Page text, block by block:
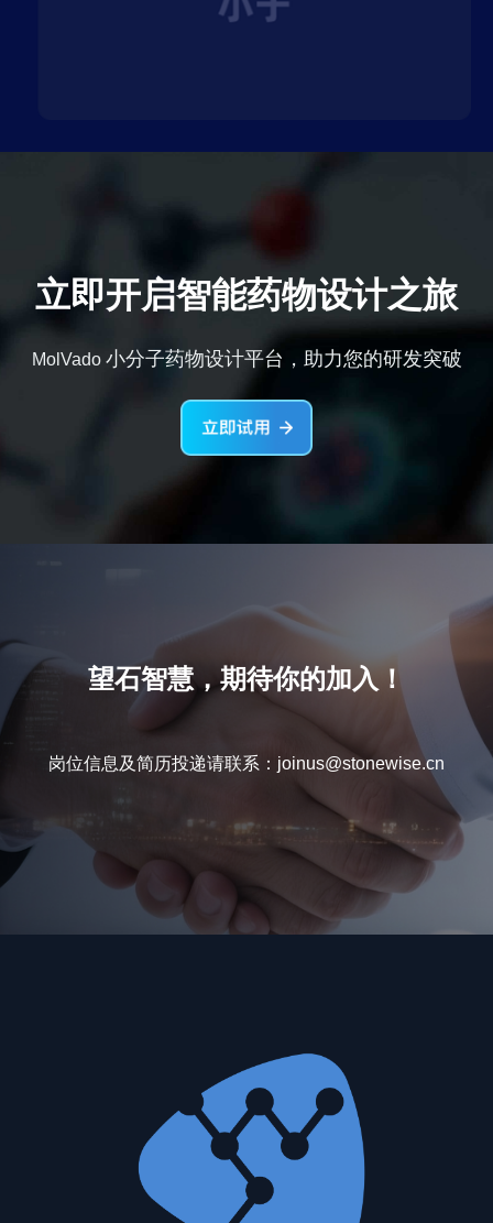
立即开启智能药物设计之旅
MolVado 小分子药物设计平台，助力您的研发突破
望石智慧，期待你的加入！
岗位信息及简历投递请联系：joinus@stonewise.cn